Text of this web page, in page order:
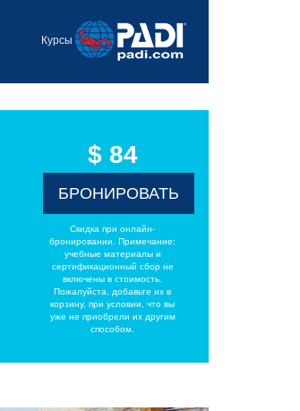
Курсы
$ 84
БРОНИРОВАТЬ
Скидка при онлайн-
бронировании. Примечание:
учебные материалы и
сертификационный сбор не
включены в стоимость.
Пожалуйста, добавьте их в
корзину, при условии, что вы
уже не приобрели их другим
способом.